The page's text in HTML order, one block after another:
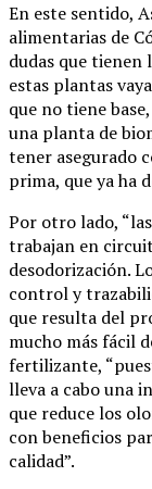
En este sentido,
alimentarias de
dudas que tienen
estas plantas
que no tiene
una planta de
tener asegurado
prima, que ya ha
Por otro lado,
trabajan en
desodorización.
control y
que resulta del
mucho más fácil
fertilizante,
lleva a cabo una
que reduce los
con beneficios
calidad”.